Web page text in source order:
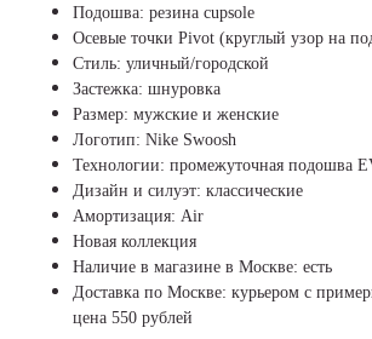
Подошва: резина cupsole
Осевые точки Pivot (круглый узор на
Стиль: уличный/городской
Застежка: шнуровка
Размер: мужские и женские
Логотип: Nike Swoosh
Технологии: промежуточная подошва
Дизайн и силуэт: классические
Амортизация: Air
Новая коллекция
Наличие в магазине в Москве: есть
Доставка по Москве: курьером с
цена 550 рублей